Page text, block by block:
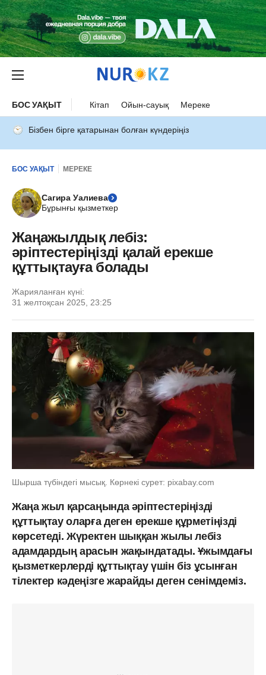
БОС УАҚЫТ Кітап Ойын-сауық Мереке
Бізбен бірге қатарынан болған күндеріңіз
БОС УАҚЫТ МЕРЕКЕ
Сагира Уалиева
Бұрынғы қызметкер
Жаңажылдық лебіз:
әріптестеріңізді қалай ерекше
құттықтауға болады
Жарияланған күні:
31 желтоқсан 2025, 23:25
Шырша түбіндегі мысық. Көрнекі сурет: pixabay.com
Жаңа жыл қарсаңында әріптестеріңізді
құттықтау оларға деген ерекше құрметіңізді
көрсетеді. Жүректен шыққан жылы лебіз
адамдардың арасын жақындатады. Ұжымдағы
қызметкерлерді құттықтау үшін біз ұсынған
тілектер кәдеңізге жарайды деген сенімдеміз.